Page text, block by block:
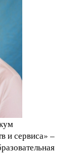
и сервиса» –